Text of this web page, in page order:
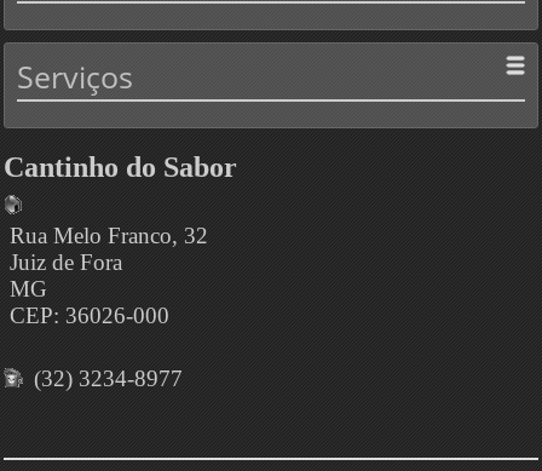
Serviços
Cantinho do Sabor
Rua Melo Franco, 32
Juiz de Fora
MG
CEP: 36026-000
(32) 3234-8977